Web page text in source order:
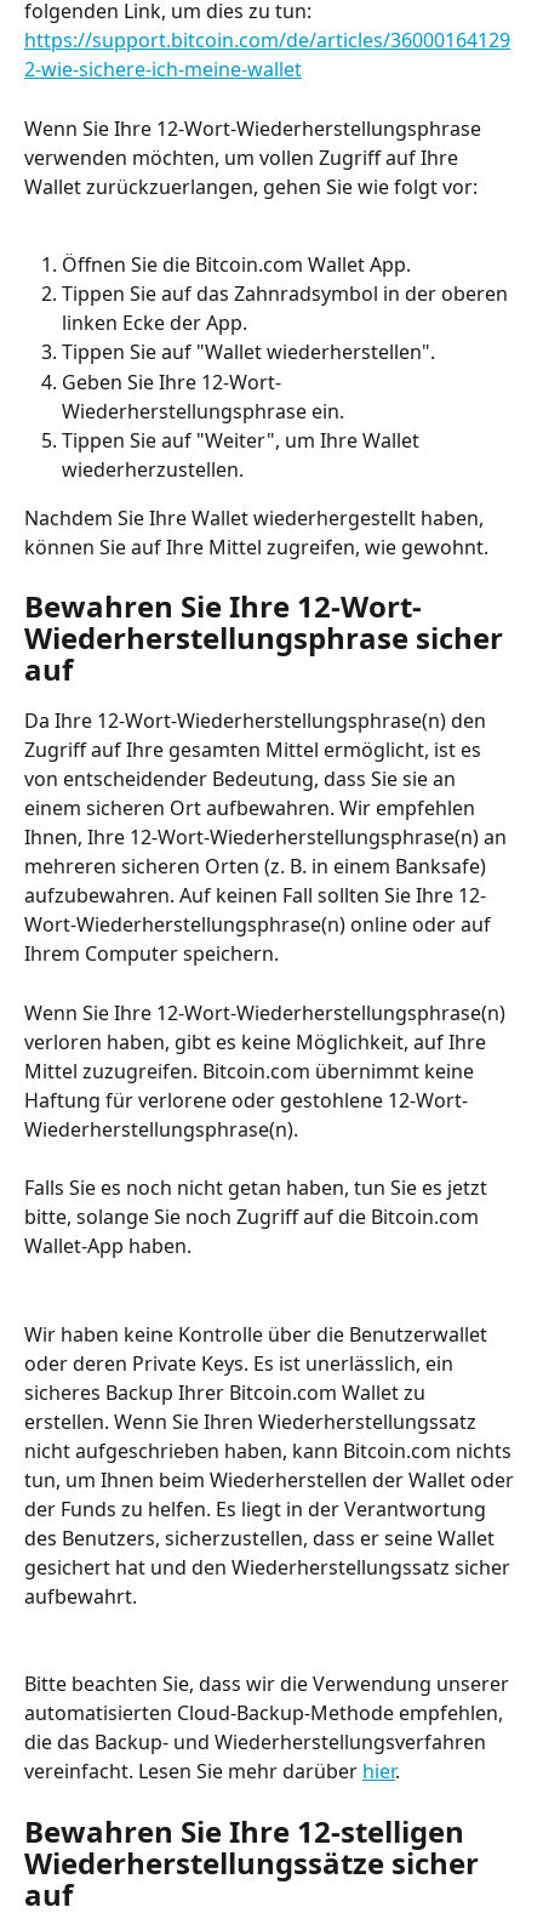
folgenden Link, um dies zu tun:
https://support.bitcoin.com/de/articles/36000164129
2-wie-sichere-ich-meine-wallet
Wenn Sie Ihre 12-Wort-Wiederherstellungsphrase
verwenden möchten, um vollen Zugriff auf Ihre
Wallet zurückzuerlangen, gehen Sie wie folgt vor:
Öffnen Sie die Bitcoin.com Wallet App.
Tippen Sie auf das Zahnradsymbol in der oberen
linken Ecke der App.
Tippen Sie auf "Wallet wiederherstellen".
Geben Sie Ihre 12-Wort-
Wiederherstellungsphrase ein.
Tippen Sie auf "Weiter", um Ihre Wallet
wiederherzustellen.
Nachdem Sie Ihre Wallet wiederhergestellt haben,
können Sie auf Ihre Mittel zugreifen, wie gewohnt.
Bewahren Sie Ihre 12-Wort-
Wiederherstellungsphrase sicher
auf
Da Ihre 12-Wort-Wiederherstellungsphrase(n) den
Zugriff auf Ihre gesamten Mittel ermöglicht, ist es
von entscheidender Bedeutung, dass Sie sie an
einem sicheren Ort aufbewahren. Wir empfehlen
Ihnen, Ihre 12-Wort-Wiederherstellungsphrase(n) an
mehreren sicheren Orten (z. B. in einem Banksafe)
aufzubewahren. Auf keinen Fall sollten Sie Ihre 12-
Wort-Wiederherstellungsphrase(n) online oder auf
Ihrem Computer speichern.
Wenn Sie Ihre 12-Wort-Wiederherstellungsphrase(n)
verloren haben, gibt es keine Möglichkeit, auf Ihre
Mittel zuzugreifen. Bitcoin.com übernimmt keine
Haftung für verlorene oder gestohlene 12-Wort-
Wiederherstellungsphrase(n).
Falls Sie es noch nicht getan haben, tun Sie es jetzt
bitte, solange Sie noch Zugriff auf die Bitcoin.com
Wallet-App haben.
Wir haben keine Kontrolle über die Benutzerwallet
oder deren Private Keys. Es ist unerlässlich, ein
sicheres Backup Ihrer Bitcoin.com Wallet zu
erstellen. Wenn Sie Ihren Wiederherstellungssatz
nicht aufgeschrieben haben, kann Bitcoin.com nichts
tun, um Ihnen beim Wiederherstellen der Wallet oder
der Funds zu helfen. Es liegt in der Verantwortung
des Benutzers, sicherzustellen, dass er seine Wallet
gesichert hat und den Wiederherstellungssatz sicher
aufbewahrt.
Bitte beachten Sie, dass wir die Verwendung unserer
automatisierten Cloud-Backup-Methode empfehlen,
die das Backup- und Wiederherstellungsverfahren
vereinfacht. Lesen Sie mehr darüber hier.
Bewahren Sie Ihre 12-stelligen
Wiederherstellungssätze sicher
auf